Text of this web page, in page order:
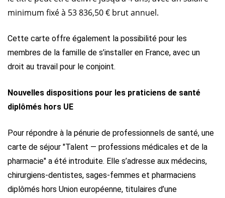
minimum fixé à 53 836,50 € brut annuel.
Cette carte offre également la possibilité pour les
membres de la famille de s’installer en France, avec un
droit au travail pour le conjoint.
Nouvelles dispositions pour les praticiens de santé
diplômés hors UE
Pour répondre à la pénurie de professionnels de santé, une
carte de séjour "Talent — professions médicales et de la
pharmacie" a été introduite. Elle s’adresse aux médecins,
chirurgiens-dentistes, sages-femmes et pharmaciens
diplômés hors Union européenne, titulaires d’une